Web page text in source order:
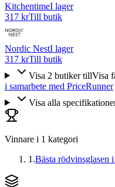
KitchentimeI lager
317 krTill butik
Nordic NestI lager
317 krTill butik
Visa 2 butiker tillVisa
i samarbete med PriceRunner
Visa alla
Vinnare i 1 kategori
1 .Bästa rödvinsglasen